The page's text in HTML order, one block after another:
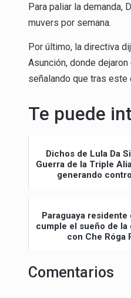
Para paliar la demanda,
muvers por semana.
Por último, la directiva
Asunción, donde
señalando que tras este
Te puede
Dichos de Lula Da
Guerra de la Triple
generando
Paraguaya residente
cumple el sueño de la
con Che Róga
Comentarios